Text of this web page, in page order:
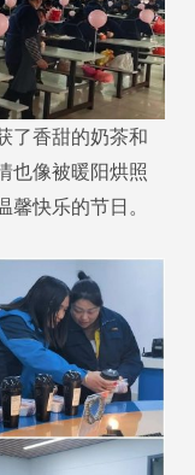
了香甜的奶茶和
也像被暖阳烘照
快乐的节日。